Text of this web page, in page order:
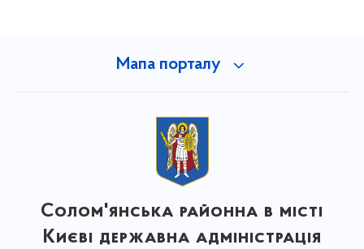
Мапа порталу
Солом'янська районна в місті
Києві державна адміністрація